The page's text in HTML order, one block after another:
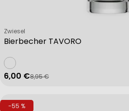
Bierbecher TAVORO
Verkäufer:
Zwiesel
Verkaufspreis
6,00 €
Regulärer Preis
8,95 €
-55 %